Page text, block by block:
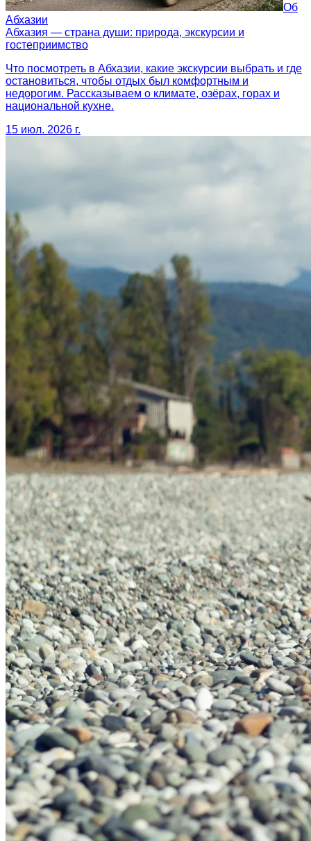
Об
Абхазии
Абхазия — страна души: природа, экскурсии и
гостеприимство
Что посмотреть в Абхазии, какие экскурсии выбрать и где
остановиться, чтобы отдых был комфортным и
недорогим. Рассказываем о климате, озёрах, горах и
национальной кухне.
15 июл. 2026 г.